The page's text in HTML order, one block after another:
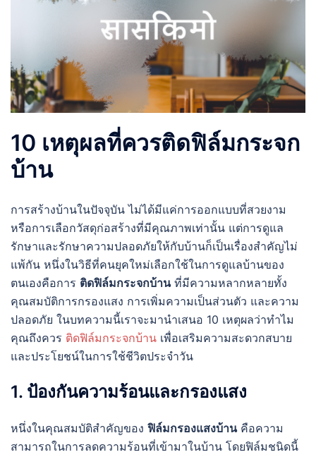
10 เหตุผลที่ควรติดฟิล์มกระจก
บ้าน
การสร้างบ้านในปัจจุบัน ไม่ได้มีแค่การออกแบบที่สวยงาม
หรือการเลือกวัสดุก่อสร้างที่มีคุณภาพเท่านั้น แต่การดูแล
รักษาและรักษาความปลอดภัยให้กับบ้านก็เป็นเรื่องสำคัญไม่
แพ้กัน หนึ่งในวิธีที่คนยุคใหม่เลือกใช้ในการดูแลบ้านของ
ตนเองคือการ ติดฟิล์มกระจกบ้านที่มีความหลากหลายทั้ง
คุณสมบัติการกรองแสง การเพิ่มความเป็นส่วนตัว และความ
ปลอดภัย ในบทความนี้เราจะมานำเสนอ 10 เหตุผลว่าทำไม
คุณถึงควร ติดฟิล์มกระจกบ้าน เพื่อเสริมความสะดวกสบาย
และประโยชน์ในการใช้ชีวิตประจำวัน
1. ป้องกันความร้อนและกรองแสง
หนึ่งในคุณสมบัติสำคัญของ ฟิล์มกรองแสงบ้านคือความ
สามารถในการลดความร้อนที่เข้ามาในบ้าน โดยฟิล์มชนิดนี้